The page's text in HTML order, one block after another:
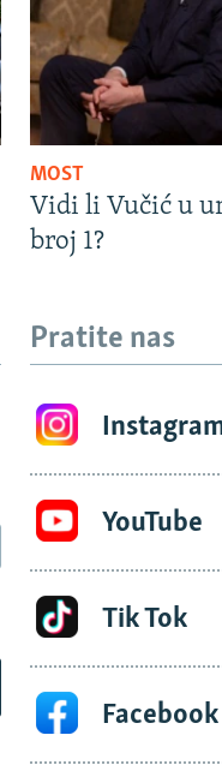
MOST
Vidi li Vučić u
broj 1?
Pratite nas
YouTube
Tik Tok
Facebook